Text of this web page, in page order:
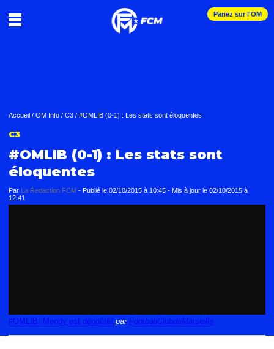
Pariez sur l'OM
Accueil / OM Info / C3 / #OMLIB (0-1) : Les stats sont éloquentes
C3
#OMLIB (0-1) : Les stats sont
éloquentes
Par La Redaction FCM - Publié le 02/10/2015 à 10:45 - Mis à jour le 02/10/2015 à
12:41
#OMLIB: Mendy est dégoûté! par FootballClubdeMarseille